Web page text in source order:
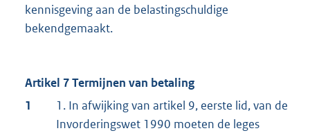
kennisgeving aan de belastingschuldige
bekendgemaakt.
Artikel 7 Termijnen van betaling
1
1. In afwijking van artikel 9, eerste lid, van de
Invorderingswet 1990 moeten de leges